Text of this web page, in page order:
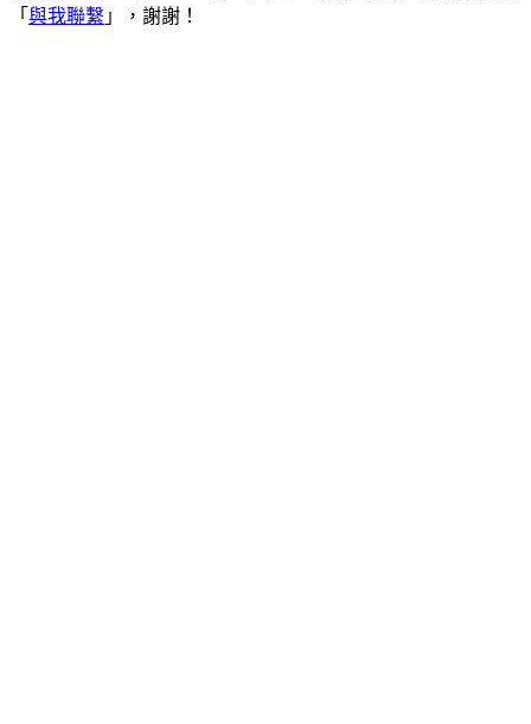
「 與我聯繫 」，謝謝！